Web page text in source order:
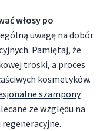
włosy po
uwagę na dobór
Pamiętaj, że
troski, a proces
kosmetyków.
szampony
ze względu na
regeneracyjne.